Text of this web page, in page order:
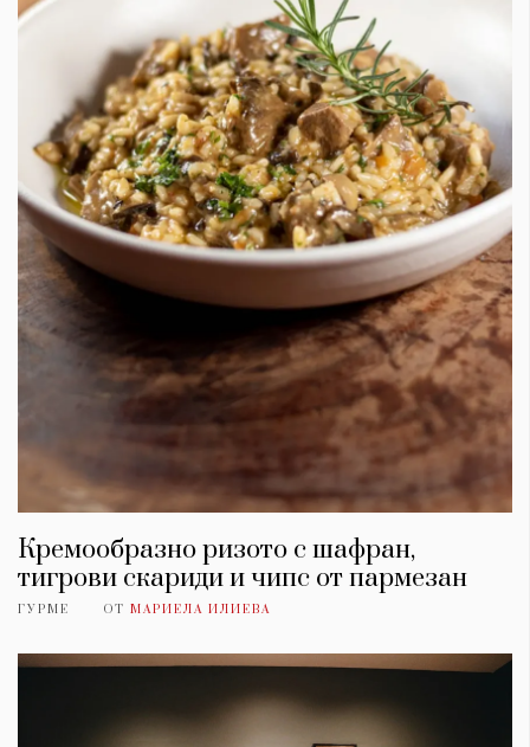
Кремообразно ризото с шафран,
тигрови скариди и чипс от пармезан
ГУРМЕ ОТ МАРИЕЛА ИЛИЕВА